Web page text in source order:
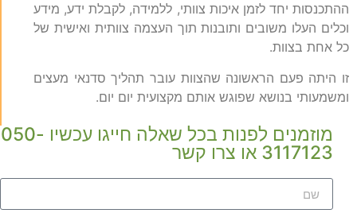
ההתכנסות יחד לזמן איכות צוותי, ללמידה, לקבלת ידע, מידע
וכלים העלו משובים ותובנות תוך העצמה צוותית ואישית של
כל אחת בצוות.
זו היתה פעם הראשונה שהצוות עובר תהליך סדנאי מעצים
ומשמעותי בנושא שפוגש אותם מקצועית יום יום.
מוזמנים לפנות בכל שאלה חייגו עכשיו 050-
3117123 או צרו קשר